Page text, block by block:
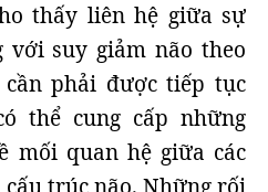
thấy liên hệ giữa sự
với suy giảm não theo
phải được tiếp tục
thể cung cấp những
mối quan hệ giữa các